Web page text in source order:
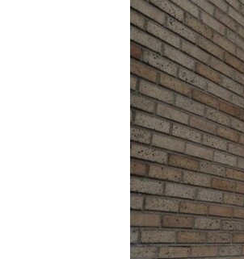
КРЫМ.НЕПОКОРЕННЫЙ
УКРАИНСКАЯ ПРОБЛЕМА КРЫМА